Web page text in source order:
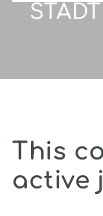
This
active